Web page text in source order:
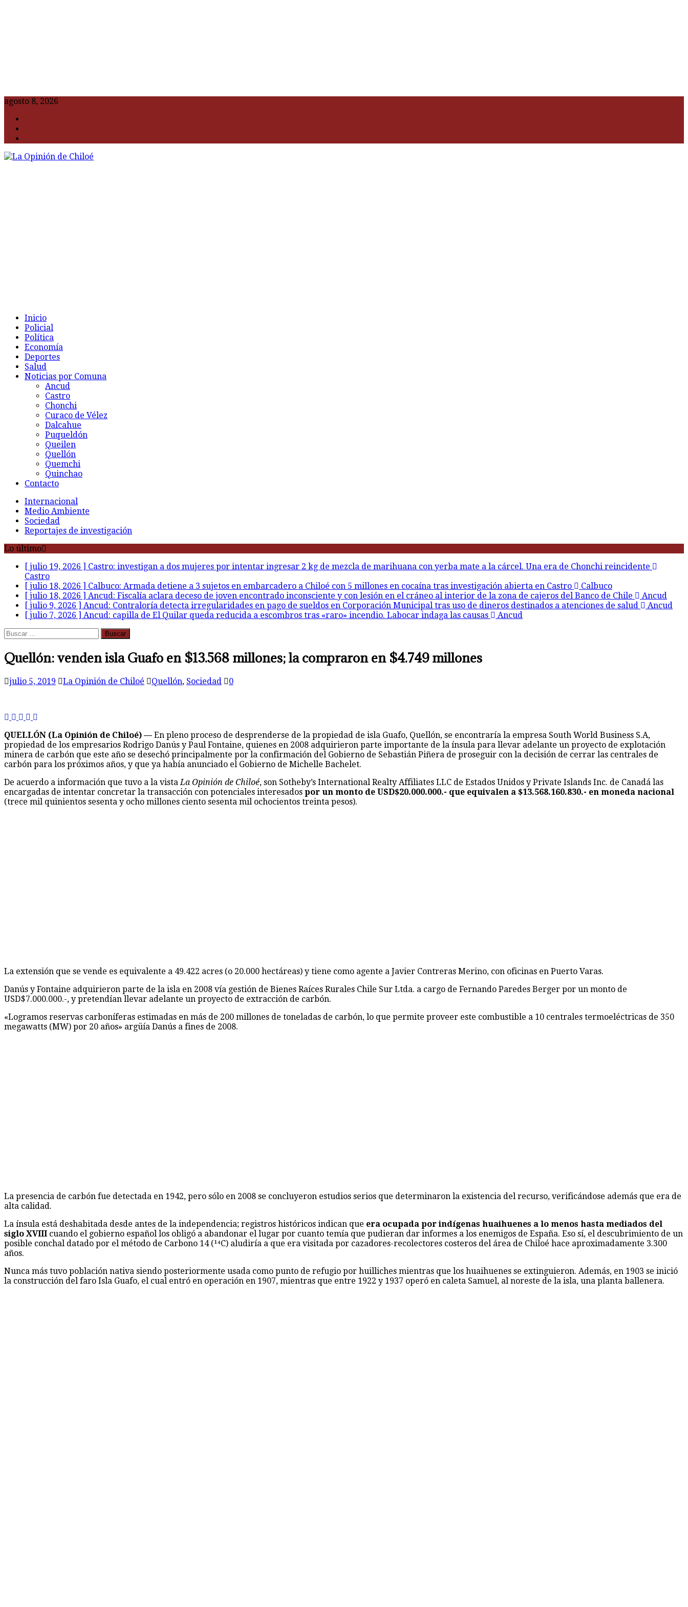
agosto 8, 2026
Inicio
Policial
Política
Economía
Deportes
Salud
Noticias por Comuna
Ancud
Castro
Chonchi
Curaco de Vélez
Dalcahue
Puqueldón
Queilen
Quellón
Quemchi
Quinchao
Contacto
Internacional
Medio Ambiente
Sociedad
Reportajes de investigación
Lo último
[ julio 19, 2026 ] Castro: investigan a dos mujeres por intentar ingresar 2 kg de mezcla de marihuana con yerba mate a la cárcel. Una era de Chonchi reincidente
Castro
[ julio 18, 2026 ] Calbuco: Armada detiene a 3 sujetos en embarcadero a Chiloé con 5 millones en cocaína tras investigación abierta en Castro
Calbuco
[ julio 18, 2026 ] Ancud: Fiscalía aclara deceso de joven encontrado inconsciente y con lesión en el cráneo al interior de la zona de cajeros del Banco de Chile
Ancud
[ julio 9, 2026 ] Ancud: Contraloría detecta irregularidades en pago de sueldos en Corporación Municipal tras uso de dineros destinados a atenciones de salud
Ancud
[ julio 7, 2026 ] Ancud: capilla de El Quilar queda reducida a escombros tras «raro» incendio. Labocar indaga las causas
Ancud
Buscar:
Quellón: venden isla Guafo en $13.568 millones; la compraron en $4.749 millones
julio 5, 2019 La Opinión de Chiloé Quellón, Sociedad 0
QUELLÓN (La Opinión de Chiloé) — En pleno proceso de desprenderse de la propiedad de isla Guafo, Quellón, se encontraría la empresa South World Business S.A,
propiedad de los empresarios Rodrigo Danús y Paul Fontaine, quienes en 2008 adquirieron parte importante de la ínsula para llevar adelante un proyecto de explotación
minera de carbón que este año se desechó principalmente por la confirmación del Gobierno de Sebastián Piñera de proseguir con la decisión de cerrar las centrales de
carbón para los próximos años, y que ya había anunciado el Gobierno de Michelle Bachelet.
De acuerdo a información que tuvo a la vistaLa Opinión de Chiloé, son Sotheby’s International Realty Affiliates LLC de Estados Unidos y Private Islands Inc. de Canadá las
encargadas de intentar concretar la transacción con potenciales interesados por un monto de USD$20.000.000.- que equivalen a $13.568.160.830.- en moneda nacional
(trece mil quinientos sesenta y ocho millones ciento sesenta mil ochocientos treinta pesos).
La extensión que se vende es equivalente a 49.422 acres (o 20.000 hectáreas) y tiene como agente a Javier Contreras Merino, con oficinas en Puerto Varas.
Danús y Fontaine adquirieron parte de la isla en 2008 vía gestión de Bienes Raíces Rurales Chile Sur Ltda. a cargo de Fernando Paredes Berger por un monto de
USD$7.000.000.-, y pretendían llevar adelante un proyecto de extracción de carbón.
«Logramos reservas carboníferas estimadas en más de 200 millones de toneladas de carbón, lo que permite proveer este combustible a 10 centrales termoeléctricas de 350
megawatts (MW) por 20 años» argüía Danús a fines de 2008.
La presencia de carbón fue detectada en 1942, pero sólo en 2008 se concluyeron estudios serios que determinaron la existencia del recurso, verificándose además que era de
alta calidad.
La ínsula está deshabitada desde antes de la independencia; registros históricos indican que era ocupada por indígenas huaihuenes a lo menos hasta mediados del
siglo XVIII cuando el gobierno español los obligó a abandonar el lugar por cuanto temía que pudieran dar informes a los enemigos de España. Eso sí, el descubrimiento de un
posible conchal datado por el método de Carbono 14 (¹⁴C) aludiría a que era visitada por cazadores-recolectores costeros del área de Chiloé hace aproximadamente 3.300
años.
Nunca más tuvo población nativa siendo posteriormente usada como punto de refugio por huilliches mientras que los huaihuenes se extinguieron. Además, en 1903 se inició
la construcción del faro Isla Guafo, el cual entró en operación en 1907, mientras que entre 1922 y 1937 operó en caleta Samuel, al noreste de la isla, una planta ballenera.